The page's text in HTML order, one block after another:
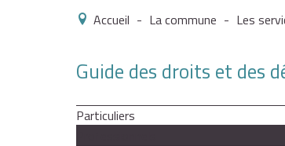
Accueil - La commune - Les
Guide des droits et des
Particuliers